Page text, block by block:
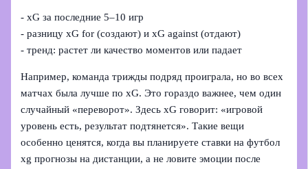
- xG за последние 5–10 игр
- разницу xG for (создают) и xG against (отдают)
- тренд: растет ли качество моментов или падает
Например, команда трижды подряд проиграла, но во всех
матчах была лучше по xG. Это гораздо важнее, чем один
случайный «переворот». Здесь xG говорит: «игровой
уровень есть, результат подтянется». Такие вещи
особенно ценятся, когда вы планируете ставки на футбол
xg прогнозы на дистанции, а не ловите эмоции после